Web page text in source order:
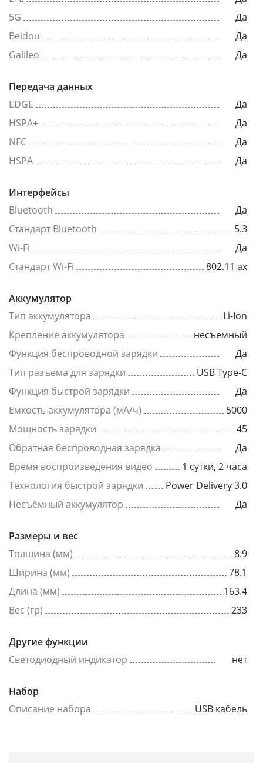
5G
Да
Beidou
Да
Galileo
Да
Передача данных
EDGE
Да
HSPA+
Да
NFC
Да
HSPA
Да
Интерфейсы
Bluetooth
Да
Стандарт Bluetooth
5.3
Wi-Fi
Да
Стандарт Wi-Fi
802.11 ax
Аккумулятор
Тип аккумулятора
Li-Ion
Крепление аккумулятора
несъемный
Функция беспроводной зарядки
Да
Тип разъема для зарядки
USB Type-C
Функция быстрой зарядки
Да
Емкость аккумулятора (мА/ч)
5000
Мощность зарядки
45
Обратная беспроводная зарядка
Да
Время воспроизведения видео
1 сутки, 2 часа
Технология быстрой зарядки
Power Delivery 3.0
Несъёмный аккумулятор
Да
Размеры и вес
Толщина (мм)
8.9
Ширина (мм)
78.1
Длина (мм)
163.4
Вес (гр)
233
Другие функции
Светодиодный индикатор
нет
Набор
Описание набора
USB кабель